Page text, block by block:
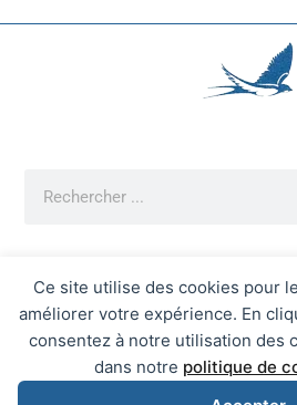
Ce site utilise des cookies pour
améliorer votre expérience. En
consentez à notre utilisation des
dans notre politique de
Mentions Légales
Mairie d'Écrainville © 2026 Tous